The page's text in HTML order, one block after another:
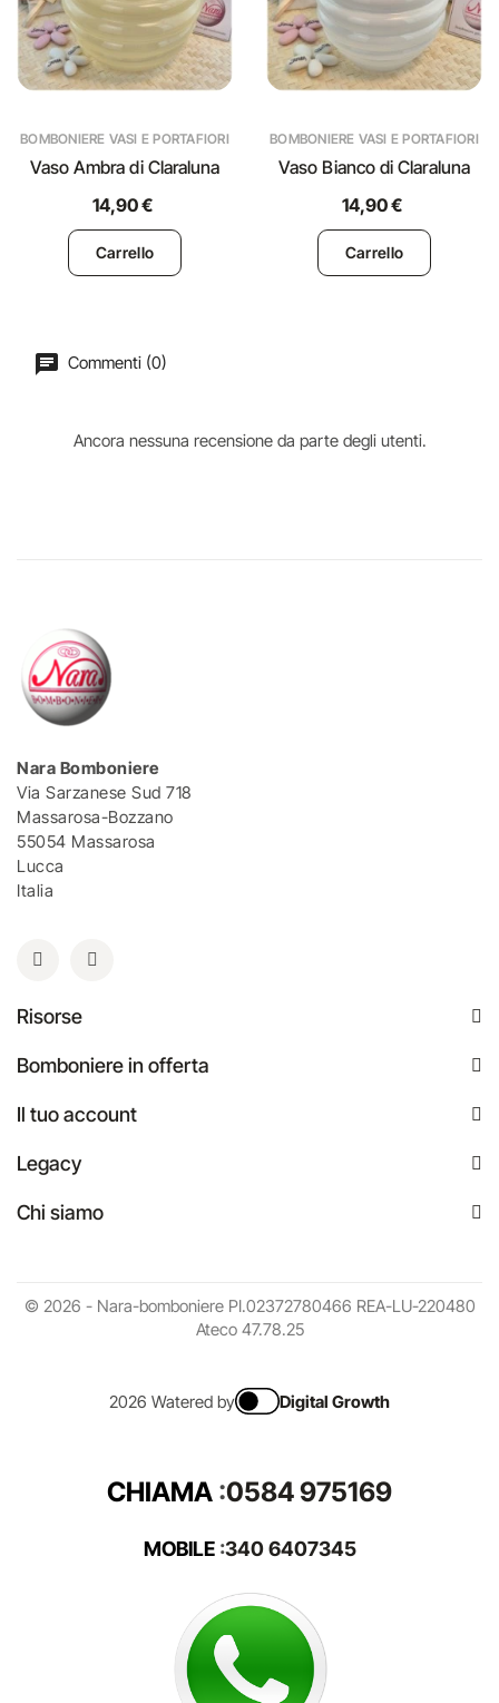
BOMBONIERE VASI E PORTAFIORI
Vaso Ambra di Claraluna
14,90 €
Carrello
BOMBONIERE VASI E PORTAFIORI
Vaso Bianco di Claraluna
14,90 €
Carrello
Commenti (0)
Ancora nessuna recensione da parte degli utenti.
Nara Bomboniere
Via Sarzanese Sud 718
Massarosa-Bozzano
55054 Massarosa
Lucca
Italia
Risorse
Bomboniere in offerta
Il tuo account
Legacy
Chi siamo
© 2026 - Nara-bomboniere PI.02372780466 REA-LU-220480
Ateco 47.78.25
2026 Watered by Digital Growth
CHIAMA :0584 975169
MOBILE:340 6407345